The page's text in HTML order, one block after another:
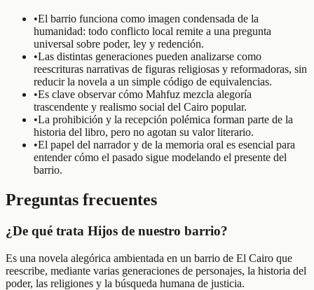
•El barrio funciona como imagen condensada de la
humanidad: todo conflicto local remite a una pregunta
universal sobre poder, ley y redención.
•Las distintas generaciones pueden analizarse como
reescrituras narrativas de figuras religiosas y reformadoras, sin
reducir la novela a un simple código de equivalencias.
•Es clave observar cómo Mahfuz mezcla alegoría
trascendente y realismo social del Cairo popular.
•La prohibición y la recepción polémica forman parte de la
historia del libro, pero no agotan su valor literario.
•El papel del narrador y de la memoria oral es esencial para
entender cómo el pasado sigue modelando el presente del
barrio.
Preguntas frecuentes
¿De qué trata Hijos de nuestro barrio?
Es una novela alegórica ambientada en un barrio de El Cairo que
reescribe, mediante varias generaciones de personajes, la historia del
poder, las religiones y la búsqueda humana de justicia.